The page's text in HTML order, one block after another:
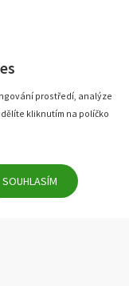
prostředí, analýze
kliknutím na políčko
SOUHLASÍM